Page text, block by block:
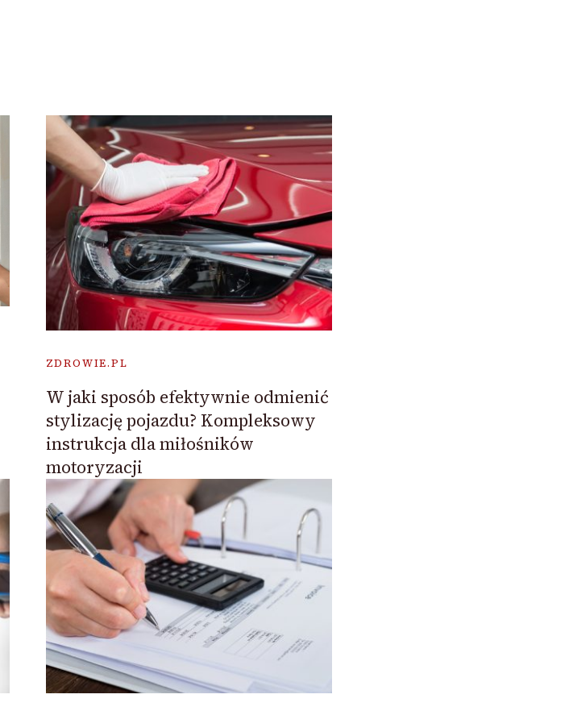
ZDROWIE.PL
W jaki sposób efektywnie odmienić
stylizację pojazdu? Kompleksowy
instrukcja dla miłośników
motoryzacji